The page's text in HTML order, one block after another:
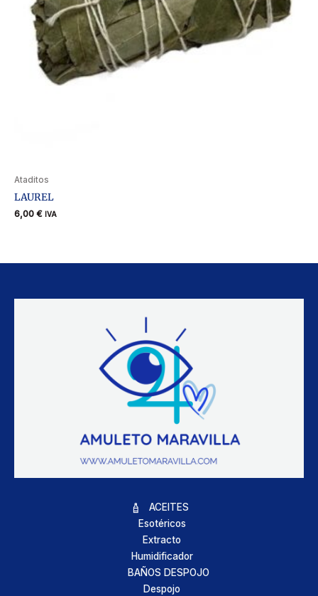
Ataditos
LAUREL
6,00 € IVA
ACEITES
Esotéricos
Extracto
Humidificador
BAÑOS DESPOJO
Despojo